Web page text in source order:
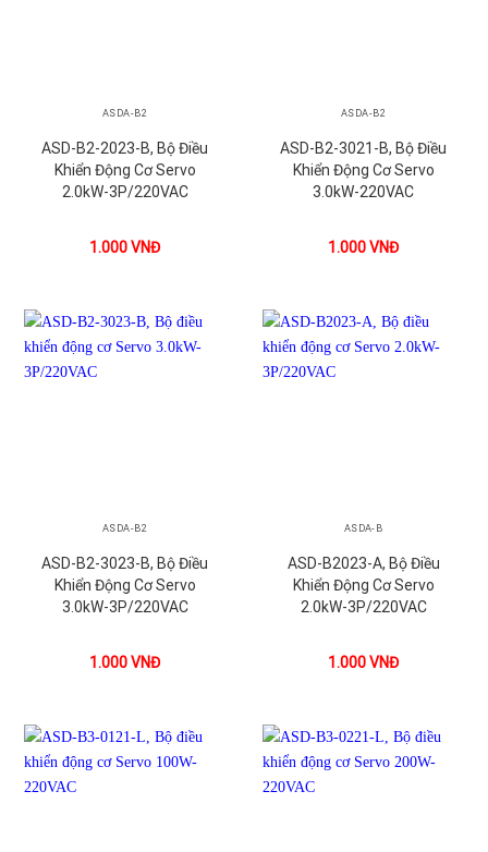
ASDA-B2
ASD-B2-2023-B, Bộ Điều
Khiển Động Cơ Servo
2.0kW-3P/220VAC
1.000VNĐ
ASDA-B2
ASD-B2-3021-B, Bộ Điều
Khiển Động Cơ Servo
3.0kW-220VAC
1.000VNĐ
ASDA-B2
ASD-B2-3023-B, Bộ Điều
Khiển Động Cơ Servo
3.0kW-3P/220VAC
1.000VNĐ
ASDA-B
ASD-B2023-A, Bộ Điều
Khiển Động Cơ Servo
2.0kW-3P/220VAC
1.000VNĐ